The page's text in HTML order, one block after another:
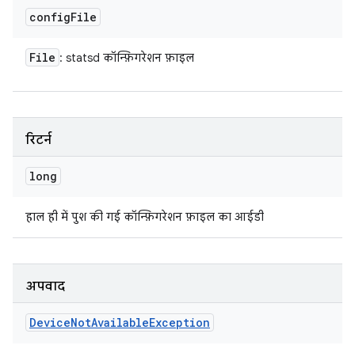
configFile
File : statsd कॉन्फ़िगरेशन फ़ाइल
रिटर्न
long
हाल ही में पुश की गई कॉन्फ़िगरेशन फ़ाइल का आईडी
अपवाद
DeviceNotAvailableException